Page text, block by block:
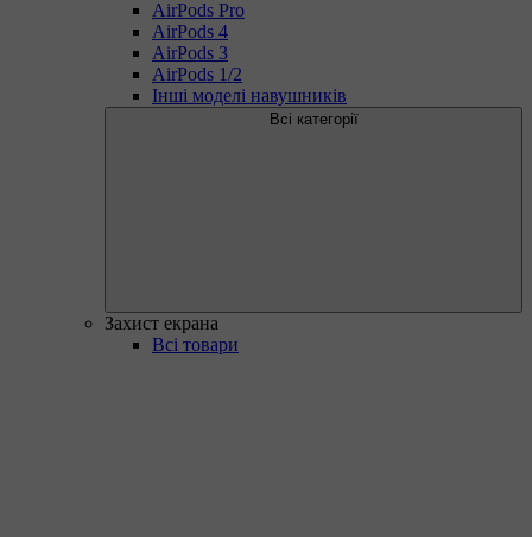
AirPods Pro
AirPods 4
AirPods 3
AirPods 1/2
Інші моделі навушників
Всі категорії
Захист екрана
Всі товари